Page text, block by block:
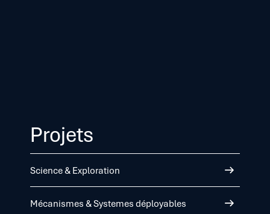
Projets
Science & Exploration
Mécanismes & Systemes déployables